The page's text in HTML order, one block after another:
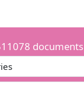
documents